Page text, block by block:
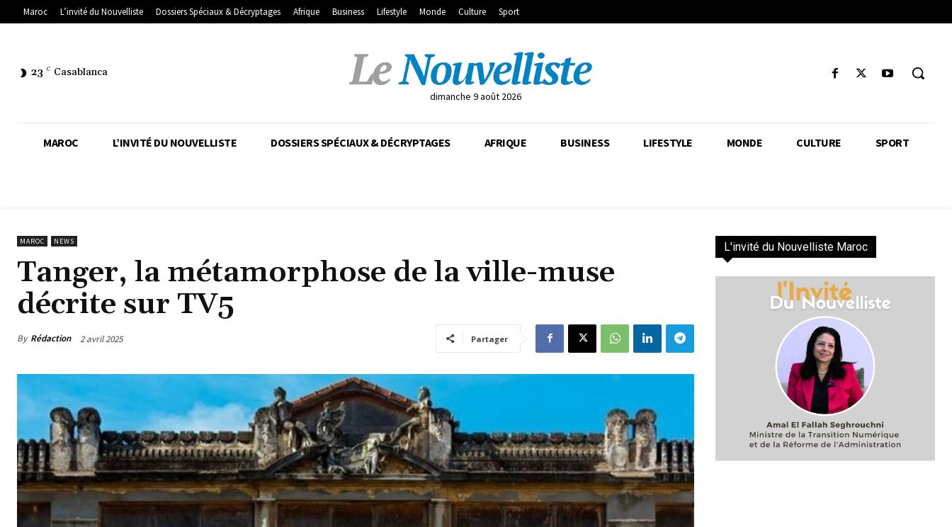
Maroc L’invité du Nouvelliste Dossiers Spéciaux & Décryptages Afrique Business Lifestyle Monde Culture Sport
23 C Casablanca
dimanche 9 août 2026
MAROC L’INVITÉ DU NOUVELLISTE DOSSIERS SPÉCIAUX & DÉCRYPTAGES AFRIQUE BUSINESS LIFESTYLE MONDE CULTURE SPORT
MAROC NEWS
Tanger, la métamorphose de la ville-muse
décrite sur TV5
By Rédaction 2 avril 2025 Partager
L'invité du Nouvelliste Maroc